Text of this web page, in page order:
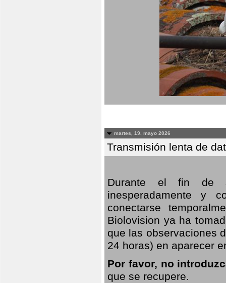
martes, 19. mayo 2026
Transmisión lenta de
Durante el fin de
inesperadamente y
conectarse
Biolovision ya ha
que las observaciones
24 horas) en aparecer
Por favor, no
que se recupere.